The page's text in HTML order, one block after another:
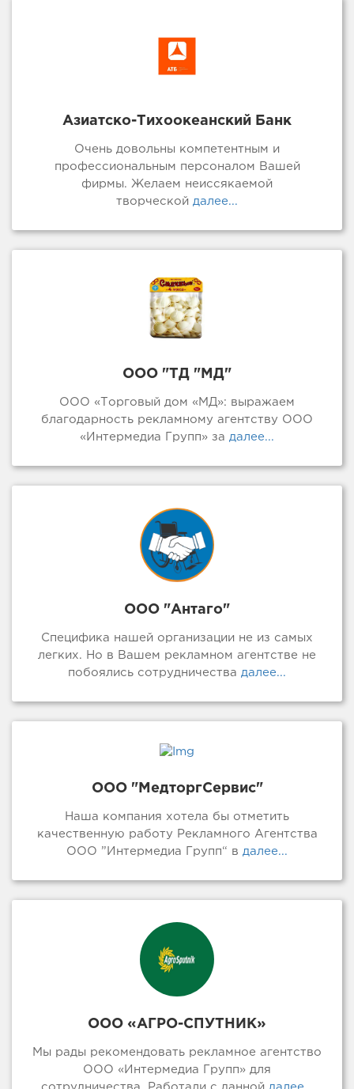
Азиатско-Тихоокеанский Банк
Очень довольны компетентным и
профессиональным персоналом Вашей
фирмы. Желаем неиссякаемой
творческой далее...
ООО "ТД "МД"
ООО «Торговый дом «МД»: выражаем
благодарность рекламному агентству ООО
«Интермедиа Групп» за далее...
ООО "Антаго"
Специфика нашей организации не из самых
легких. Но в Вашем рекламном агентстве не
побоялись сотрудничества далее...
ООО "МедторгСервис"
Наша компания хотела бы отметить
качественную работу Рекламного Агентства
ООО ”Интермедиа Групп“ в далее...
ООО «АГРО-СПУТНИК»
Мы рады рекомендовать рекламное агентство
ООО «Интермедиа Групп» для